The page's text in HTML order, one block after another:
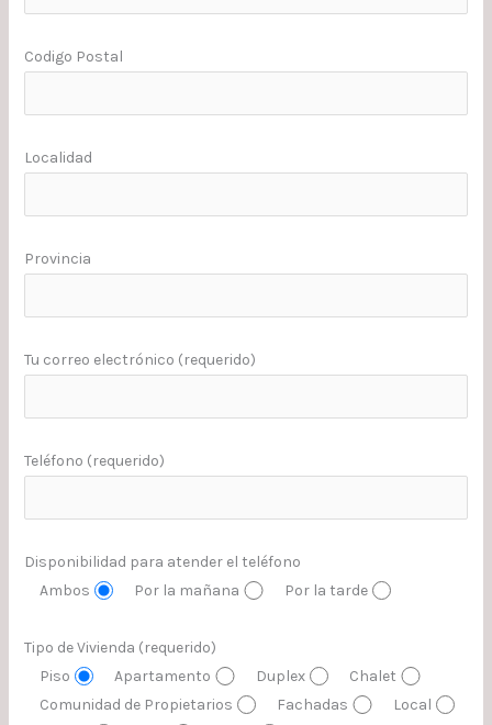
Codigo Postal
Localidad
Provincia
Tu correo electrónico (requerido)
Teléfono (requerido)
Disponibilidad para atender el teléfono
Ambos
Por la mañana Por la tarde
Tipo de Vivienda (requerido)
Piso
Apartamento Duplex
Chalet
Comunidad de Propietarios
Fachadas
Local